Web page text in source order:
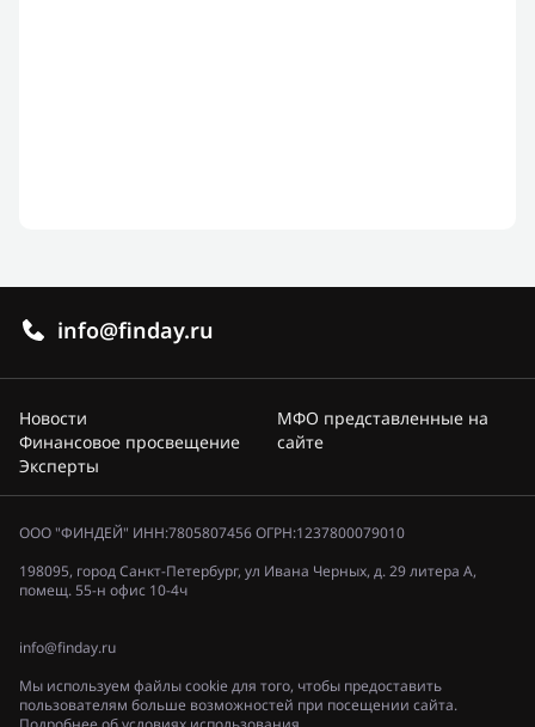
info@finday.ru
Новости
Финансовое просвещение
Эксперты
МФО представленные на
сайте
ООО "ФИНДЕЙ" ИНН:7805807456 ОГРН:1237800079010
198095, город Санкт-Петербург, ул Ивана Черных, д. 29 литера А,
помещ. 55-н офис 10-4ч
info@finday.ru
Мы используем файлы cookie для того, чтобы предоставить
пользователям больше возможностей при посещении сайта.